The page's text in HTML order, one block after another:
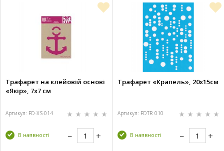
Трафарет на клейовій основі
«Якір», 7х7 см
Артикул: FD-XS-014
В наявності
Трафарет «Крапель», 20х15см
Артикул: FDTR 010
В наявності